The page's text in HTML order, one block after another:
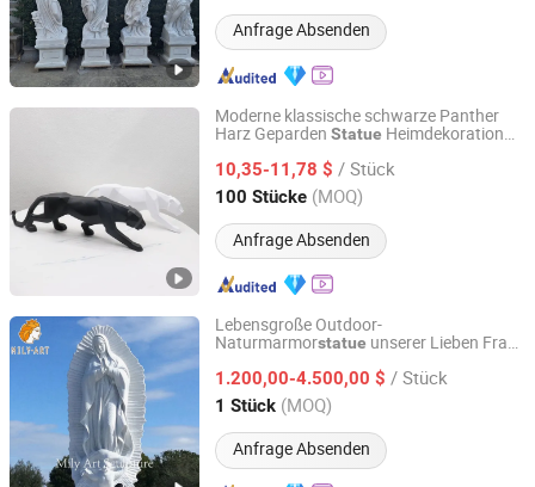
Anfrage Absenden
Moderne klassische schwarze Panther
Harz Geparden Statue Heimdekoration
10,35-11,78 $ / Stück
100 Stücke (MOQ)
Anfrage Absenden
Xiamen Keryon Import & Export Co., Ltd.
Fujian, China Seit 2026
Lebensgroße Outdoor-
Naturmarmorstatue unserer Lieben Frau
1.200,00-4.500,00 $ / Stück
1 Stück (MOQ)
Anfrage Absenden
Zhengzhou Millie Arts & Crafts Co., Ltd.
Henan, China Seit 2021